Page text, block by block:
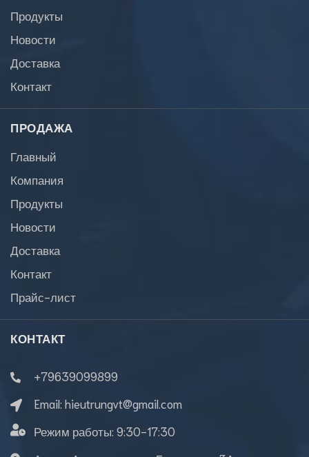
Продукты
Новости
Доставка
Контакт
ПРОДАЖА
Главный
Компания
Продукты
Новости
Доставка
Контакт
Прайс-лист
КОНТАКТ
+79639099899
Email: hieutrungvt@gmail.com
Режим работы: 9:30-17:30